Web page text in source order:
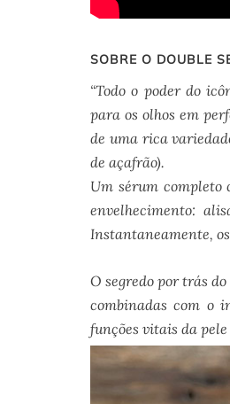
SOBRE O DOUBLE
“Todo o poder do
para os olhos em
de uma rica
de açafrão).
Um sérum completo
envelhecimento:
Instantaneamente,
O segredo por trás
combinadas com o
funções vitais da pele